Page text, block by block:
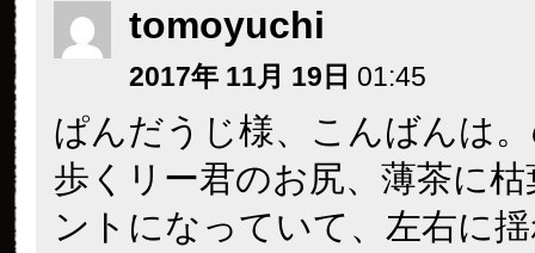
tomoyuchi
2017年 11月 19日 01:45
ぱんだうじ様、こんばんは
歩くリー君のお尻、薄茶に
ントになっていて、左右に